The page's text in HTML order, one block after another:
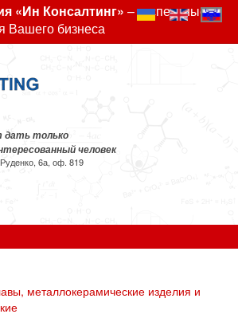
«Ин Консалтинг» – экспертные
Вашего бизнеса
дать только
человек
6а, оф. 819
металлокерамические изделия и